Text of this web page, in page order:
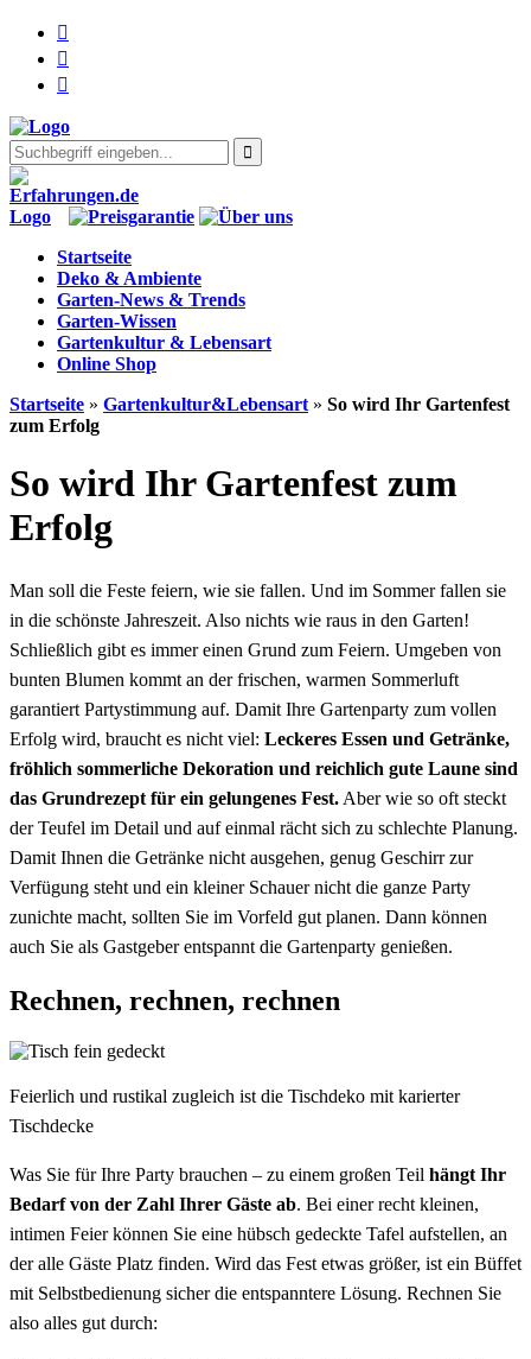
Startseite
Deko & Ambiente
Garten-News & Trends
Garten-Wissen
Gartenkultur & Lebensart
Online Shop
Startseite » Gartenkultur&Lebensart » So wird Ihr Gartenfest
zum Erfolg
So wird Ihr Gartenfest zum
Erfolg
Man soll die Feste feiern, wie sie fallen. Und im Sommer fallen sie
in die schönste Jahreszeit. Also nichts wie raus in den Garten!
Schließlich gibt es immer einen Grund zum Feiern. Umgeben von
bunten Blumen kommt an der frischen, warmen Sommerluft
garantiert Partystimmung auf. Damit Ihre Gartenparty zum vollen
Erfolg wird, braucht es nicht viel: Leckeres Essen und Getränke,
fröhlich sommerliche Dekoration und reichlich gute Laune sind
das Grundrezept für ein gelungenes Fest. Aber wie so oft steckt
der Teufel im Detail und auf einmal rächt sich zu schlechte Planung.
Damit Ihnen die Getränke nicht ausgehen, genug Geschirr zur
Verfügung steht und ein kleiner Schauer nicht die ganze Party
zunichte macht, sollten Sie im Vorfeld gut planen. Dann können
auch Sie als Gastgeber entspannt die Gartenparty genießen.
Rechnen, rechnen, rechnen
Feierlich und rustikal zugleich ist die Tischdeko mit karierter
Tischdecke
Was Sie für Ihre Party brauchen – zu einem großen Teil hängt Ihr
Bedarf von der Zahl Ihrer Gäste ab. Bei einer recht kleinen,
intimen Feier können Sie eine hübsch gedeckte Tafel aufstellen, an
der alle Gäste Platz finden. Wird das Fest etwas größer, ist ein Büffet
mit Selbstbedienung sicher die entspanntere Lösung. Rechnen Sie
also alles gut durch: